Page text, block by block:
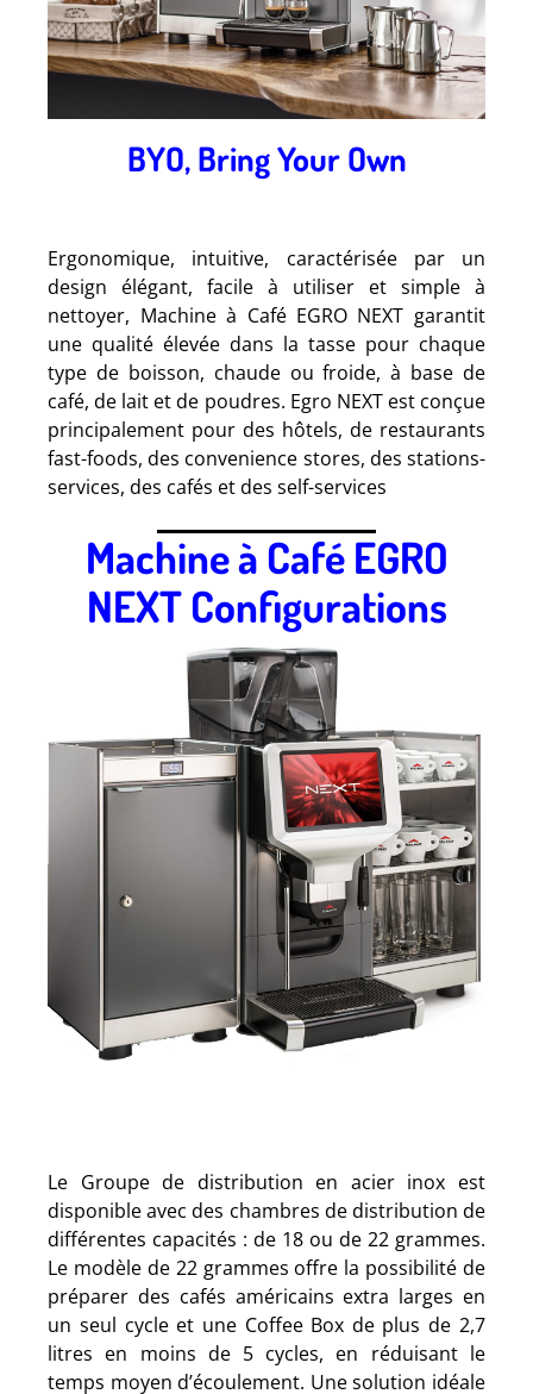
BYO, Bring Your Own
Ergonomique, intuitive, caractérisée par un
design élégant, facile à utiliser et simple à
nettoyer, Machine à Café EGRO NEXT garantit
une qualité élevée dans la tasse pour chaque
type de boisson, chaude ou froide, à base de
café, de lait et de poudres. Egro NEXT est conçue
principalement pour des hôtels, de restaurants
fast-foods, des convenience stores, des stations-
services, des cafés et des self-services
Machine à Café EGRO
NEXT Configurations
Le Groupe de distribution en acier inox est
disponible avec des chambres de distribution de
différentes capacités : de 18 ou de 22 grammes.
Le modèle de 22 grammes offre la possibilité de
préparer des cafés américains extra larges en
un seul cycle et une Coffee Box de plus de 2,7
litres en moins de 5 cycles, en réduisant le
temps moyen d’écoulement. Une solution idéale